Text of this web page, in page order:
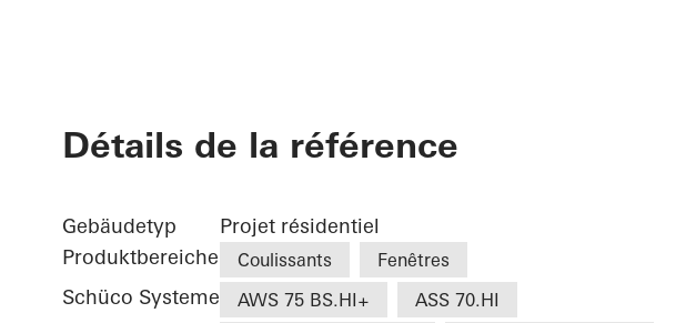
Détails de la référence
Gebäudetyp
Projet résidentiel
Produktbereiche
Coulissants Fenêtres
Schüco Systeme AWS 75 BS.HI+ ASS 70.HI